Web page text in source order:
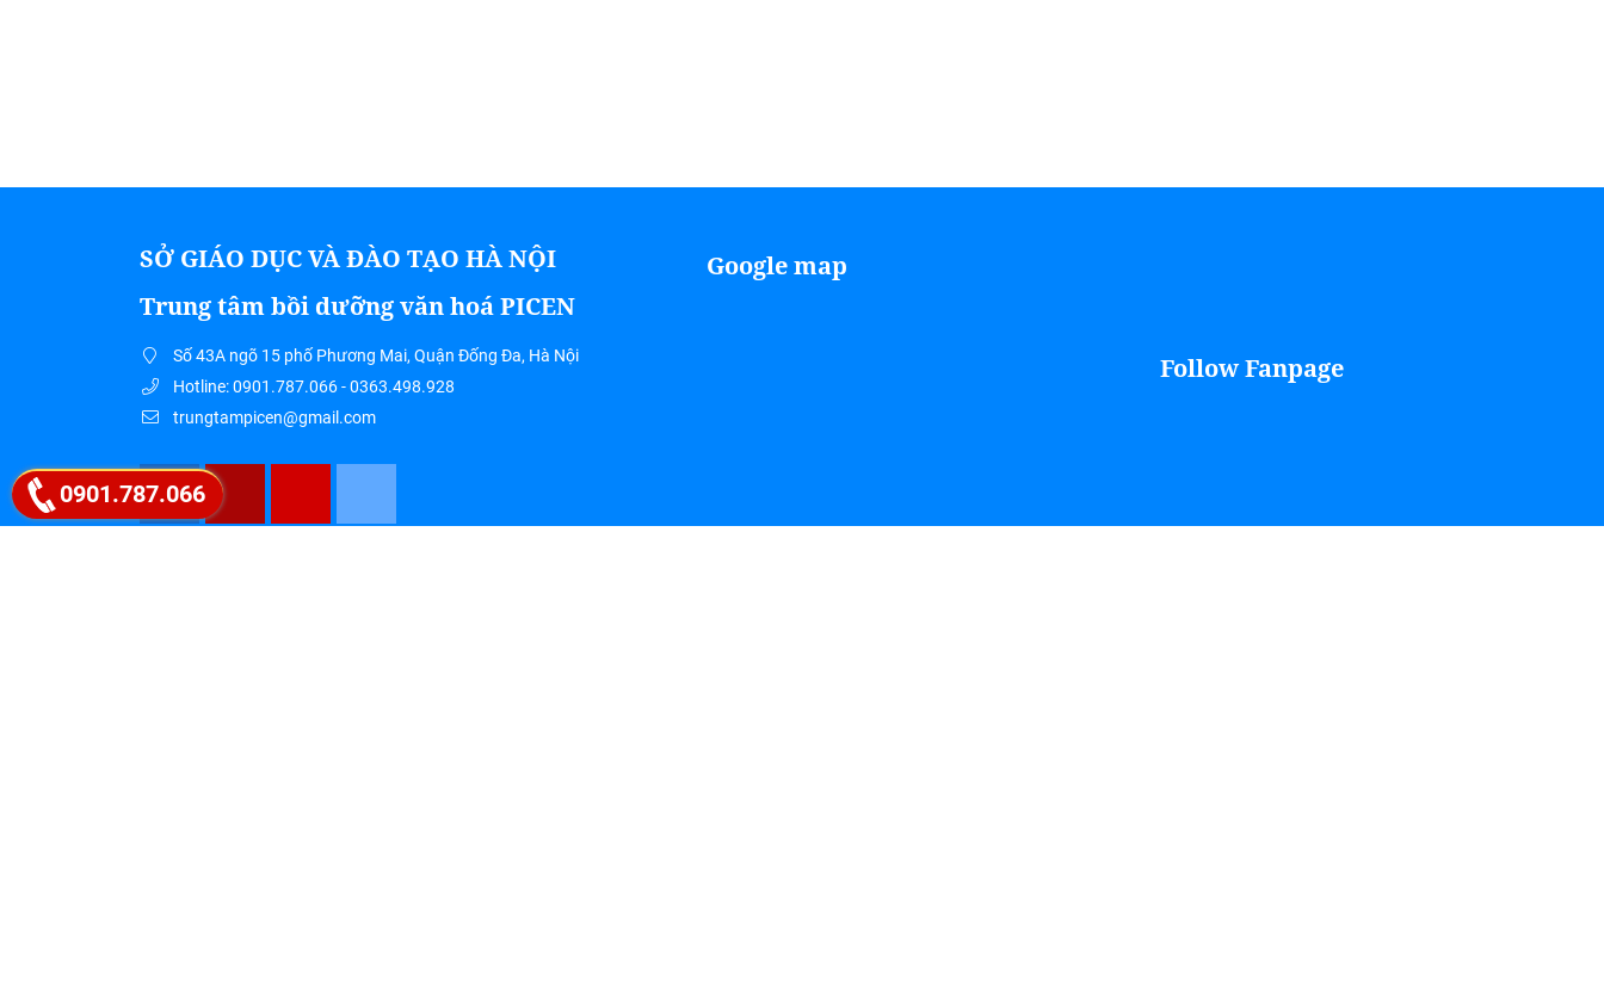
SỞ GIÁO DỤC VÀ ĐÀO TẠO HÀ NỘI
Trung tâm bồi dưỡng văn hoá PICEN
Số 43A ngõ 15 phố Phương Mai, Quận Đống Đa, Hà Nội
Hotline: 0901.787.066 - 0363.498.928
trungtampicen@gmail.com
Google map
Follow Fanpage
0901.787.066